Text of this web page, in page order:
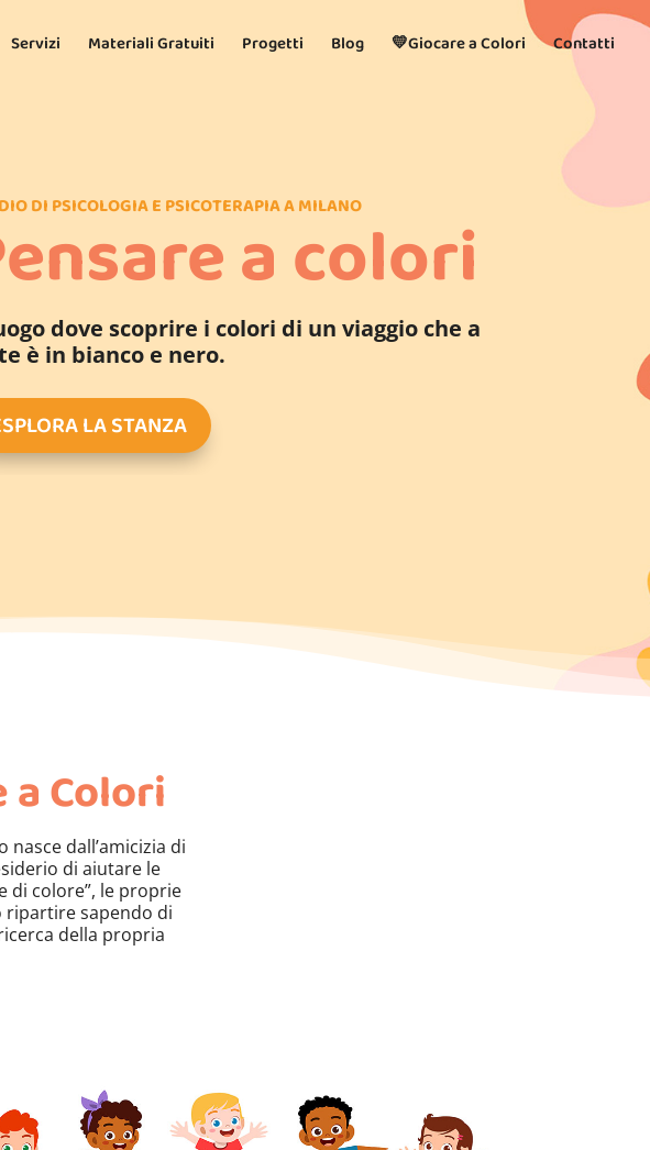
Servizi Materiali Gratuiti Progetti Blog 💛Giocare a Colori Contatti
DI PSICOLOGIA E PSICOTERAPIA A MILANOa colori
dove scoprire i colori di un viaggio che a
è in bianco e nero.
LA STANZA
a Colori
nasce dall’amicizia di
di aiutare le
di colore”, le proprie
ripartire sapendo di
della propria